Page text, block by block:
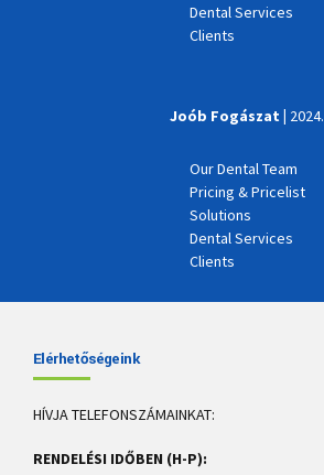
Dental Services
Clients
Joób Fogászat | 2024.
Our Dental Team
Pricing & Pricelist
Solutions
Dental Services
Clients
Elérhetőségeink
HÍVJA TELEFONSZÁMAINKAT:
RENDELÉSI IDŐBEN (H-P):